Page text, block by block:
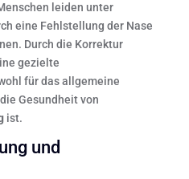
leiden unter
eine Fehlstellung der Nase
Durch die Korrektur
gezielte
für das allgemeine
Gesundheit von
ist.
und